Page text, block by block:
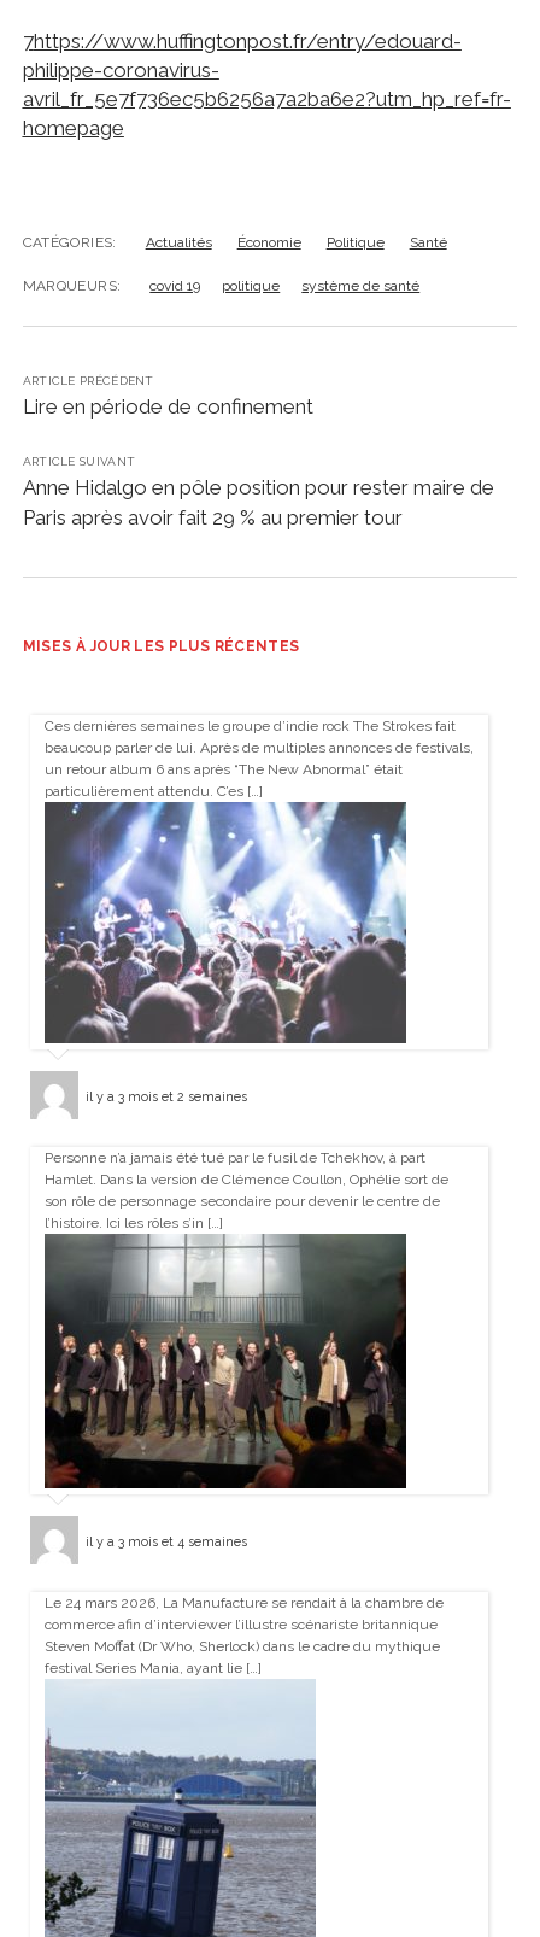
7https://www.huffingtonpost.fr/entry/edouard-
philippe-coronavirus-
avril_fr_5e7f736ec5b6256a7a2ba6e2?utm_hp_ref=fr-
homepage
CATÉGORIES: Actualités Économie Politique Santé
MARQUEURS: covid 19 politique système de santé
ARTICLE PRÉCÉDENT
Lire en période de confinement
ARTICLE SUIVANT
Anne Hidalgo en pôle position pour rester maire de
Paris après avoir fait 29 % au premier tour
MISES À JOUR LES PLUS RÉCENTES
Ces dernières semaines le groupe d’indie rock The Strokes fait
beaucoup parler de lui. Après de multiples annonces de festivals,
un retour album 6 ans après “The New Abnormal” était
particulièrement attendu. C’es […]
il y a 3 mois et 2 semaines
Personne n’a jamais été tué par le fusil de Tchekhov, à part
Hamlet. Dans la version de Clémence Coullon, Ophélie sort de
son rôle de personnage secondaire pour devenir le centre de
l’histoire. Ici les rôles s’in […]
il y a 3 mois et 4 semaines
Le 24 mars 2026, La Manufacture se rendait à la chambre de
commerce afin d’interviewer l’illustre scénariste britannique
Steven Moffat (Dr Who, Sherlock) dans le cadre du mythique
festival Series Mania, ayant lie […]